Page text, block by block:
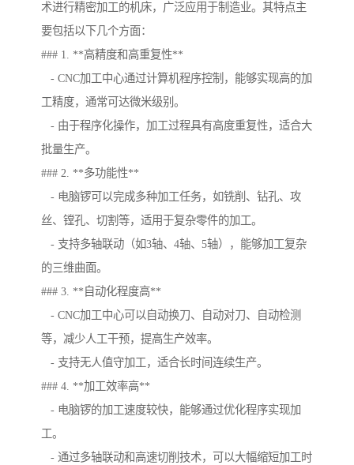
术进行精密加工的机床，广泛应用于制造业。其特点主
要包括以下几个方面：
### 1. **高精度和高重复性**
- CNC加工中心通过计算机程序控制，能够实现高的加
工精度，通常可达微米级别。
- 由于程序化操作，加工过程具有高度重复性，适合大
批量生产。
### 2. **多功能性**
- 电脑锣可以完成多种加工任务，如铣削、钻孔、攻
丝、镗孔、切割等，适用于复杂零件的加工。
- 支持多轴联动（如3轴、4轴、5轴），能够加工复杂
的三维曲面。
### 3. **自动化程度高**
- CNC加工中心可以自动换刀、自动对刀、自动检测
等，减少人工干预，提高生产效率。
- 支持无人值守加工，适合长时间连续生产。
### 4. **加工效率高**
- 电脑锣的加工速度较快，能够通过优化程序实现加
工。
- 通过多轴联动和高速切削技术，可以大幅缩短加工时